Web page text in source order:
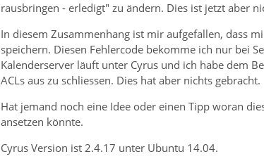
rausbringen - erledigt" zu ändern. Dies ist jetzt aber
In diesem Zusammenhang ist mir aufgefallen, dass
speichern. Diesen Fehlercode bekomme ich nur bei
Kalenderserver läuft unter Cyrus und ich habe dem
ACLs aus zu schliessen. Dies hat aber nichts gebracht.
Hat jemand noch eine Idee oder einen Tipp woran
ansetzen könnte.
Cyrus Version ist 2.4.17 unter Ubuntu 14.04.